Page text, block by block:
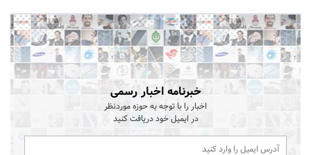
خبرنامه اخبار رسمی
اخبار را با توجه به حوزه موردنظر
در ایمیل خود دریافت کنید